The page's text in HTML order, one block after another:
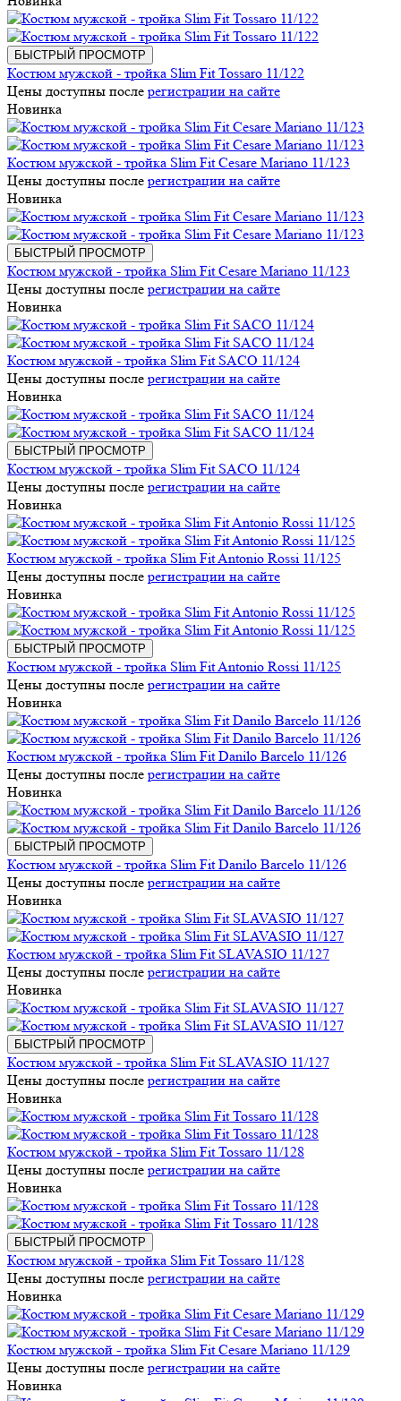
БЫСТРЫЙ ПРОСМОТР
Костюм мужской - тройка Slim Fit Tossaro 11/122
Цены доступны после регистрации на сайте
Новинка
Костюм мужской - тройка Slim Fit Cesare Mariano 11/123
Цены доступны после регистрации на сайте
Новинка
БЫСТРЫЙ ПРОСМОТР
Костюм мужской - тройка Slim Fit Cesare Mariano 11/123
Цены доступны после регистрации на сайте
Новинка
Костюм мужской - тройка Slim Fit SACO 11/124
Цены доступны после регистрации на сайте
Новинка
БЫСТРЫЙ ПРОСМОТР
Костюм мужской - тройка Slim Fit SACO 11/124
Цены доступны после регистрации на сайте
Новинка
Костюм мужской - тройка Slim Fit Antonio Rossi 11/125
Цены доступны после регистрации на сайте
Новинка
БЫСТРЫЙ ПРОСМОТР
Костюм мужской - тройка Slim Fit Antonio Rossi 11/125
Цены доступны после регистрации на сайте
Новинка
Костюм мужской - тройка Slim Fit Danilo Barcelo 11/126
Цены доступны после регистрации на сайте
Новинка
БЫСТРЫЙ ПРОСМОТР
Костюм мужской - тройка Slim Fit Danilo Barcelo 11/126
Цены доступны после регистрации на сайте
Новинка
Костюм мужской - тройка Slim Fit SLAVASIO 11/127
Цены доступны после регистрации на сайте
Новинка
БЫСТРЫЙ ПРОСМОТР
Костюм мужской - тройка Slim Fit SLAVASIO 11/127
Цены доступны после регистрации на сайте
Новинка
Костюм мужской - тройка Slim Fit Tossaro 11/128
Цены доступны после регистрации на сайте
Новинка
БЫСТРЫЙ ПРОСМОТР
Костюм мужской - тройка Slim Fit Tossaro 11/128
Цены доступны после регистрации на сайте
Новинка
Костюм мужской - тройка Slim Fit Cesare Mariano 11/129
Цены доступны после регистрации на сайте
Новинка